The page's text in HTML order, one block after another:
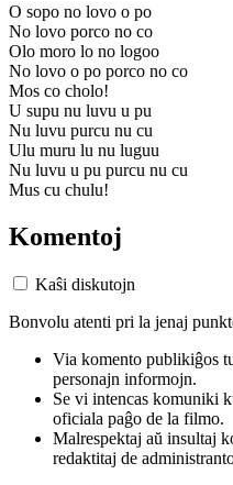
O sopo no lovo o po
No lovo porco no co
Olo moro lo no logoo
No lovo o po porco no co
Mos co cholo!
U supu nu luvu u pu
Nu luvu purcu nu cu
Ulu muru lu nu luguu
Nu luvu u pu purcu nu cu
Mus cu chulu!
Komentoj
Kaŝi diskutojn
Bonvolu atenti pri la jenaj
Via komento publikiĝos
personajn informojn.
Se vi intencas komuniki
oficiala paĝo de la filmo.
Malrespektaj aŭ insultaj
redaktitaj de